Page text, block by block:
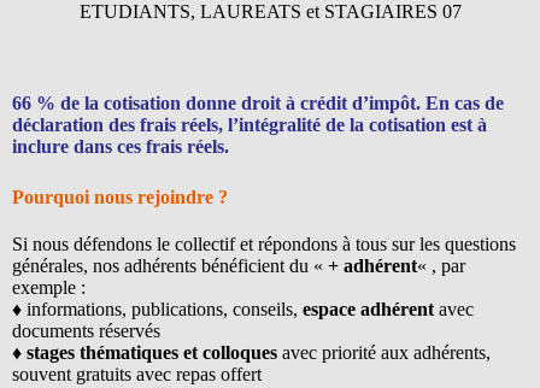
ETUDIANTS, LAUREATS et STAGIAIRES 07
66 % de la cotisation donne droit à crédit d’impôt. En cas de
déclaration des frais réels, l’intégralité de la cotisation est à
inclure dans ces frais réels.
Pourquoi nous rejoindre ?
Si nous défendons le collectif et répondons à tous sur les questions
générales, nos adhérents bénéficient du « + adhérent« , par
exemple :
♦ informations, publications, conseils, espace adhérent avec
documents réservés
♦ stages thématiques et colloques avec priorité aux adhérents,
souvent gratuits avec repas offert